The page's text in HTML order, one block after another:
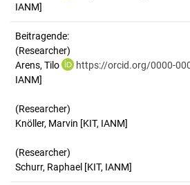
IANM]
Beitragende:
(Researcher)
Arens, Tilo
https://orcid.org/0000-
IANM]
(Researcher)
Knöller, Marvin [KIT, IANM]
(Researcher)
Schurr, Raphael [KIT, IANM]